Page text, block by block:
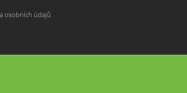
osobních údajů